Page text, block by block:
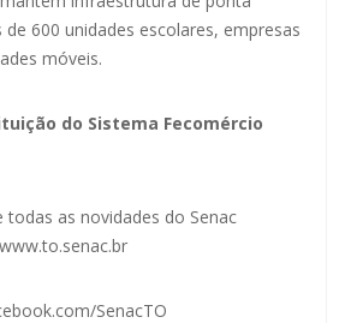
600 unidades escolares, empresas
móveis.
do Sistema Fecomércio
todas as novidades do Senac
www.to.senac.br
SenacTO